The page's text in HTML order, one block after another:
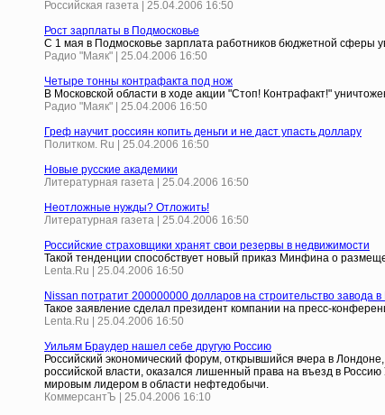
Российская газета | 25.04.2006 16:50
Рост зарплаты в Подмосковье
С 1 мая в Подмосковье зарплата работников бюджетной сферы
Радио "Маяк" | 25.04.2006 16:50
Четыре тонны контрафакта под нож
В Московской области в ходе акции "Стоп! Контрафакт!"
Радио "Маяк" | 25.04.2006 16:50
Греф научит россиян копить деньги и не даст упасть доллару
Политком. Ru | 25.04.2006 16:50
Новые русские академики
Литературная газета | 25.04.2006 16:50
Неотложные нужды? Отложить!
Литературная газета | 25.04.2006 16:50
Российские страховщики хранят свои резервы в недвижимости
Такой тенденции способствует новый приказ Минфина о
Lenta.Ru | 25.04.2006 16:50
Nissan потратит 200000000 долларов на строительство завода в
Такое заявление сделал президент компании на пресс-
Lenta.Ru | 25.04.2006 16:50
Уильям Браудер нашел себе другую Россию
Российский экономический форум, открывшийся вчера в
российской власти, оказался лишенный права на въезд в
мировым лидером в области нефтедобычи.
КоммерсантЪ | 25.04.2006 16:10